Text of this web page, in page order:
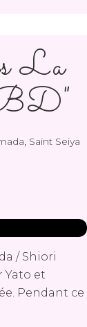
La
BD"
, Saint Seiya
/ Shiori
Yato et
Pendant ce